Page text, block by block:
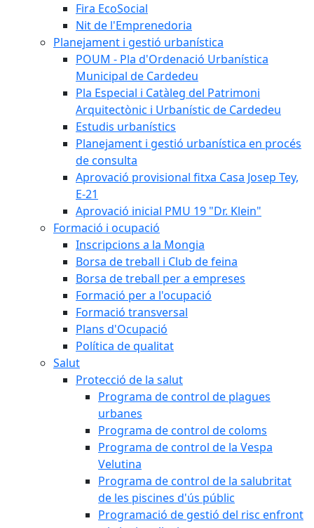
Fira EcoSocial
Nit de l'Emprenedoria
Planejament i gestió urbanística
POUM - Pla d'Ordenació Urbanística
Municipal de Cardedeu
Pla Especial i Catàleg del Patrimoni
Arquitectònic i Urbanístic de Cardedeu
Estudis urbanístics
Planejament i gestió urbanística en procés
de consulta
Aprovació provisional fitxa Casa Josep Tey,
E-21
Aprovació inicial PMU 19 "Dr. Klein"
Formació i ocupació
Inscripcions a la Mongia
Borsa de treball i Club de feina
Borsa de treball per a empreses
Formació per a l'ocupació
Formació transversal
Plans d'Ocupació
Política de qualitat
Salut
Protecció de la salut
Programa de control de plagues
urbanes
Programa de control de coloms
Programa de control de la Vespa
Velutina
Programa de control de la salubritat
de les piscines d'ús públic
Programació de gestió del risc enfront